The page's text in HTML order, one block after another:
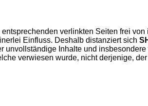
verlinkten Seiten frei
Einfluss. Deshalb distanziert sich
Inhalte und
verwiesen wurde, nicht derjenige,